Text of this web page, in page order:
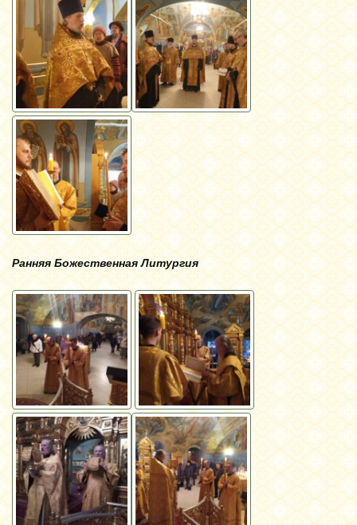
Ранняя Божественная Литургия